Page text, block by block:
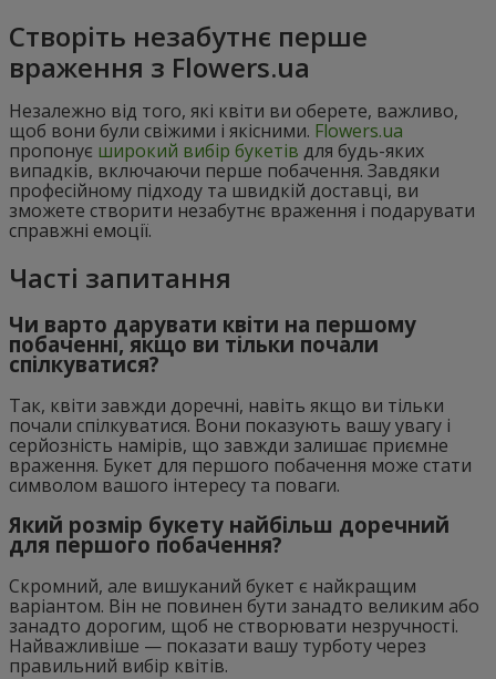
Створіть незабутнє перше
враження з Flowers.ua
Незалежно від того, які квіти ви оберете, важливо,
щоб вони були свіжими і якісними. Flowers.ua
пропонує широкий вибір букетів для будь-яких
випадків, включаючи перше побачення. Завдяки
професійному підходу та швидкій доставці, ви
зможете створити незабутнє враження і подарувати
справжні емоції.
Часті запитання
Чи варто дарувати квіти на першому
побаченні, якщо ви тільки почали
спілкуватися?
Так, квіти завжди доречні, навіть якщо ви тільки
почали спілкуватися. Вони показують вашу увагу і
серйозність намірів, що завжди залишає приємне
враження. Букет для першого побачення може стати
символом вашого інтересу та поваги.
Який розмір букету найбільш доречний
для першого побачення?
Скромний, але вишуканий букет є найкращим
варіантом. Він не повинен бути занадто великим або
занадто дорогим, щоб не створювати незручності.
Найважливіше — показати вашу турботу через
правильний вибір квітів.